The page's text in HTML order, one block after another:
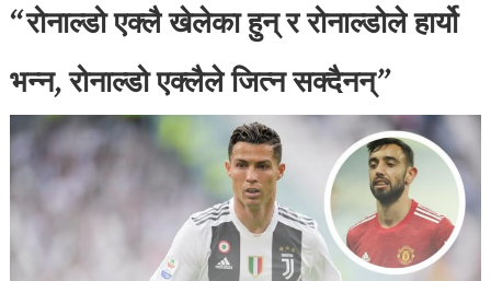
“रोनाल्डो एक्लै खेलेका हुन् र रोनाल्डोले हार्यो
भन्न, रोनाल्डो एक्लैले जित्न सक्दैनन्”